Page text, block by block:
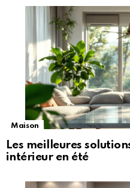
Maison
Les meilleures
intérieur en été